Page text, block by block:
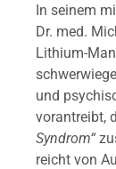
In seinem
Dr. med.
Lithium-
und
vorantreibt,
Syndrom“
reicht von